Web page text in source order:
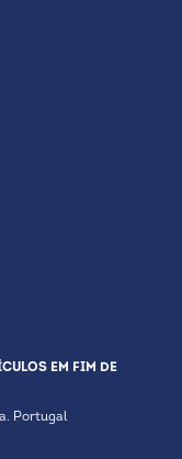
EM FIM DE
Portugal